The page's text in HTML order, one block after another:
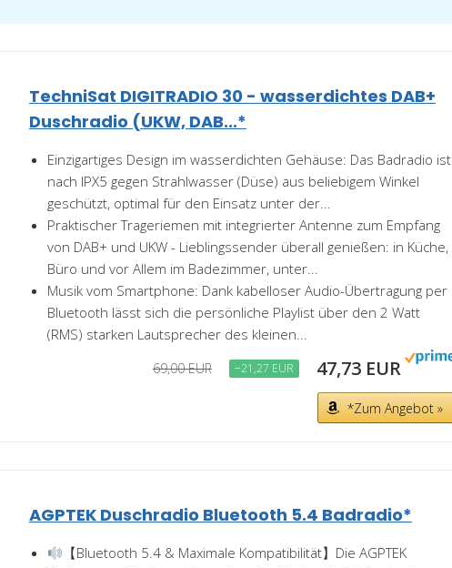
TechniSat DIGITRADIO 30 - wasserdichtes DAB+
Duschradio (UKW, DAB...*
Einzigartiges Design im wasserdichten Gehäuse: Das Badradio ist
nach IPX5 gegen Strahlwasser (Düse) aus beliebigem Winkel
geschützt, optimal für den Einsatz unter der...
Praktischer Trageriemen mit integrierter Antenne zum Empfang
von DAB+ und UKW - Lieblingssender überall genießen: in Küche,
Büro und vor Allem im Badezimmer, unter...
Musik vom Smartphone: Dank kabelloser Audio-Übertragung per
Bluetooth lässt sich die persönliche Playlist über den 2 Watt
(RMS) starken Lautsprecher des kleinen...
69,00 EUR −21,27 EUR 47,73 EUR
*Zum Angebot »
AGPTEK Duschradio Bluetooth 5.4 Badradio*
【Bluetooth 5.4 & Maximale Kompatibilität】Die AGPTEK